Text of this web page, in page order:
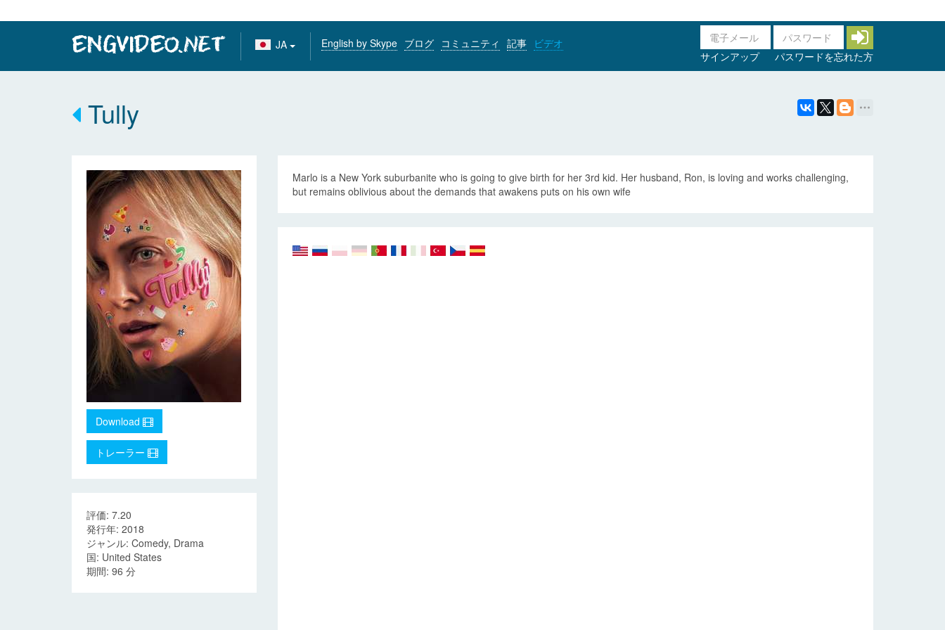
JA English by Skype ブログ コミュニティ 記事 ビデオ
サインアップ
パスワードを忘れた方
Tully
Download
トレーラー
評価: 7.20
発行年: 2018
ジャンル: Comedy, Drama
国: United States
期間: 96 分
Marlo is a New York suburbanite who is going to give birth for her 3rd kid. Her husband, Ron, is loving and works challenging,
but remains oblivious about the demands that awakens puts on his own wife